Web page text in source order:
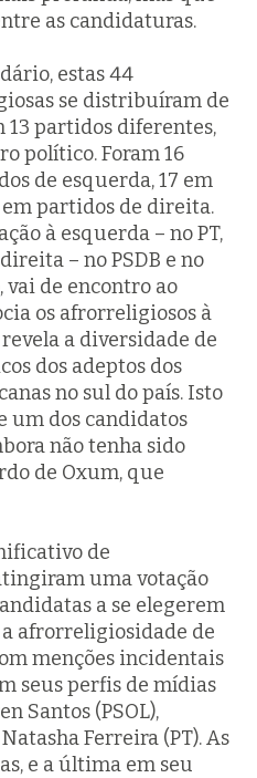
as candidaturas.
estas 44
se distribuíram de
partidos diferentes,
político. Foram 16
de esquerda, 17 em
partidos de direita.
à esquerda – no PT,
– no PSDB e no
vai de encontro ao
os afrorreligiosos à
a diversidade de
dos adeptos dos
no sul do país. Isto
um dos candidatos
não tenha sido
de Oxum, que
de
uma votação
a se elegerem
afrorreligiosidade de
menções incidentais
seus perfis de mídias
Santos (PSOL),
Ferreira (PT). As
e a última em seu